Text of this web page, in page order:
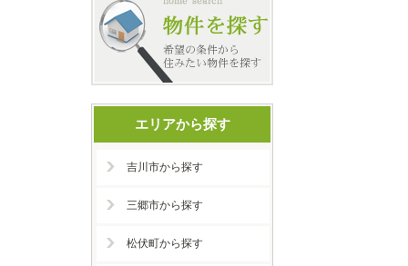
エリアから探す
吉川市から探す
三郷市から探す
松伏町から探す